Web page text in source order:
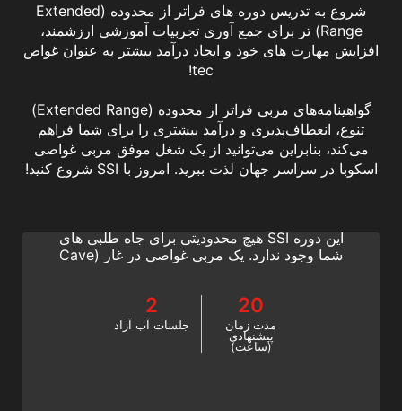
شروع به تدریس دوره های فراتر از محدوده (Extended
Range) تر برای جمع آوری تجربیات آموزشی ارزشمند،
افزایش مهارت های خود و ایجاد درآمد بیشتر به عنوان غواص
tec!
گواهینامه‌های مربی فراتر از محدوده (Extended Range)
تنوع، انعطاف‌پذیری و درآمد بیشتری را برای شما فراهم
می‌کند، بنابراین می‌توانید از یک شغل موفق مربی غواصی
اسکوبا در سراسر جهان لذت ببرید. امروز با SSI شروع کنید!
Cave Diving Instructor
این دوره SSI هیچ محدودیتی برای جاه طلبی های
شما وجود ندارد. یک مربی غواصی در غار (Cave
امروز شروع کنید!
20
مدت زمان
پیشنهادی
(ساعت)
2
جلسات آب آزاد